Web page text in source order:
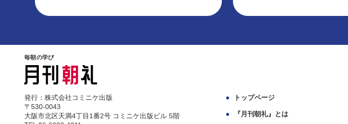
毎朝の学び
発行：株式会社コミニケ出版
〒530-0043
大阪市北区天満4丁目1番2号 コミニケ出版ビル 5階
トップページ
『月刊朝礼』とは